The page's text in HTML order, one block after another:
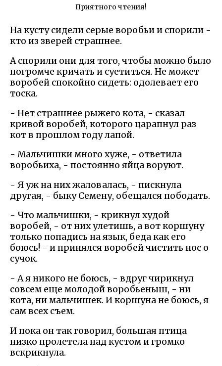
Приятного чтения!
На кусту сидели серые воробьи и спорили -
кто из зверей страшнее.
А спорили они для того, чтобы можно было
погромче кричать и суетиться. Не может
воробей спокойно сидеть: одолевает его
тоска.
- Нет страшнее рыжего кота, - сказал
кривой воробей, которого царапнул раз
кот в прошлом году лапой.
- Мальчишки много хуже, - ответила
воробьиха, - постоянно яйца воруют.
- Я уж на них жаловалась, - пискнула
другая, - быку Семену, обещался пободать.
- Что мальчишки, - крикнул худой
воробей, - от них улетишь, а вот коршуну
только попадись на язык, беда как его
боюсь! - и принялся воробей чистить нос о
сучок.
- А я никого не боюсь, - вдруг чирикнул
совсем еще молодой воробьеныш, - ни
кота, ни мальчишек. И коршуна не боюсь, я
сам всех съем.
И пока он так говорил, большая птица
низко пролетела над кустом и громко
вскрикнула.